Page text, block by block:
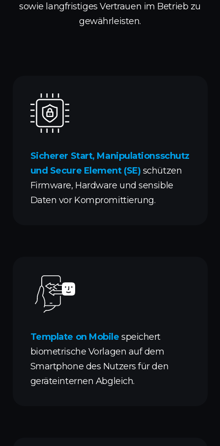
sowie langfristiges Vertrauen im Betrieb zu
gewährleisten.
Sicherer Start, Manipulationsschutz
und Secure Element (SE) schützen
Firmware, Hardware und sensible
Daten vor Kompromittierung.
Template on Mobile speichert
biometrische Vorlagen auf dem
Smartphone des Nutzers für den
geräteinternen Abgleich.